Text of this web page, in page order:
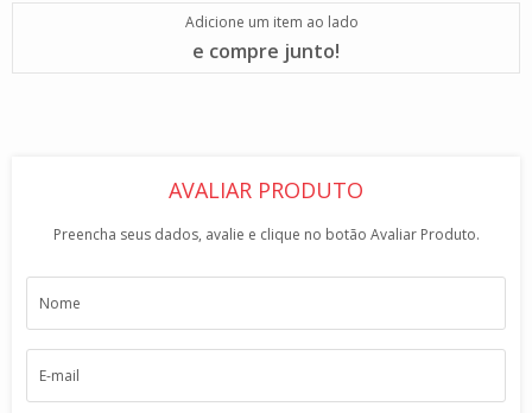
Adicione um item ao lado
e compre junto!
AVALIAR PRODUTO
Preencha seus dados, avalie e clique no botão Avaliar Produto.